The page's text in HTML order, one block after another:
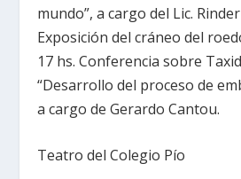
mundo”, a cargo del Lic.
Exposición del cráneo del
17 hs. Conferencia sobre
“Desarrollo del proceso de
a cargo de Gerardo Cantou.
Teatro del Colegio Pío